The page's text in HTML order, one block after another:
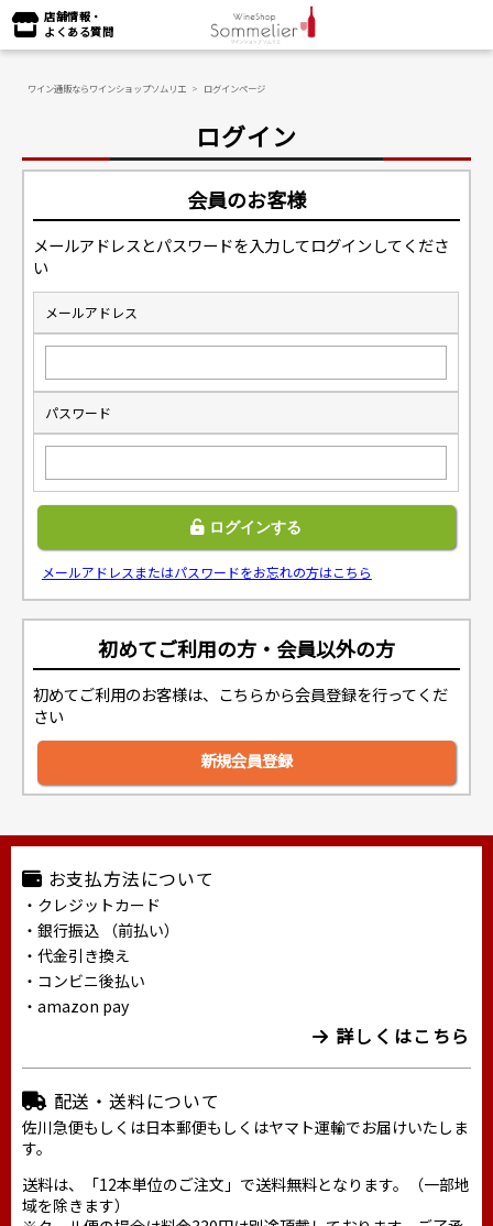
店舗情報・
よくある質問
ワイン通販ならワインショップソムリエ > ログインページ
ログイン
会員のお客様
メールアドレスとパスワードを入力してログインしてくださ
い
メールアドレス
パスワード
メールアドレスまたはパスワードをお忘れの方はこちら
初めてご利用の方・会員以外の方
初めてご利用のお客様は、こちらから会員登録を行ってくだ
さい
新規会員登録
お支払方法について
・クレジットカード
・銀行振込 （前払い）
・代金引き換え
・コンビニ後払い
・amazon pay
詳しくはこちら
配送・送料について
佐川急便もしくは日本郵便もしくはヤマト運輸でお届けいたしま
す。
送料は、「12本単位のご注文」で送料無料となります。（一部地
域を除きます）